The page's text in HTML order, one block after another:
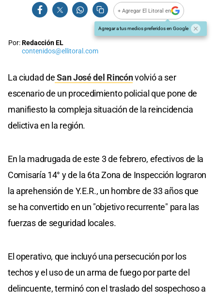
+ Agregar El Litoral en
Agregar a tus medios preferidos en Google
Por:Redacción EL
contenidos@ellitoral.com
La ciudad deSan José del Rincónvolvió a ser
escenario de un procedimiento policial que pone de
manifiesto la compleja situación de la reincidencia
delictiva en la región.
En la madrugada de este 3 de febrero, efectivos de la
Comisaría 14° y de la 6ta Zona de Inspección lograron
la aprehensión de Y.E.R., un hombre de 33 años que
se ha convertido en un "objetivo recurrente" para las
fuerzas de seguridad locales.
El operativo, que incluyó una persecución por los
techos y el uso de un arma de fuego por parte del
delincuente, terminó con el traslado del sospechoso a